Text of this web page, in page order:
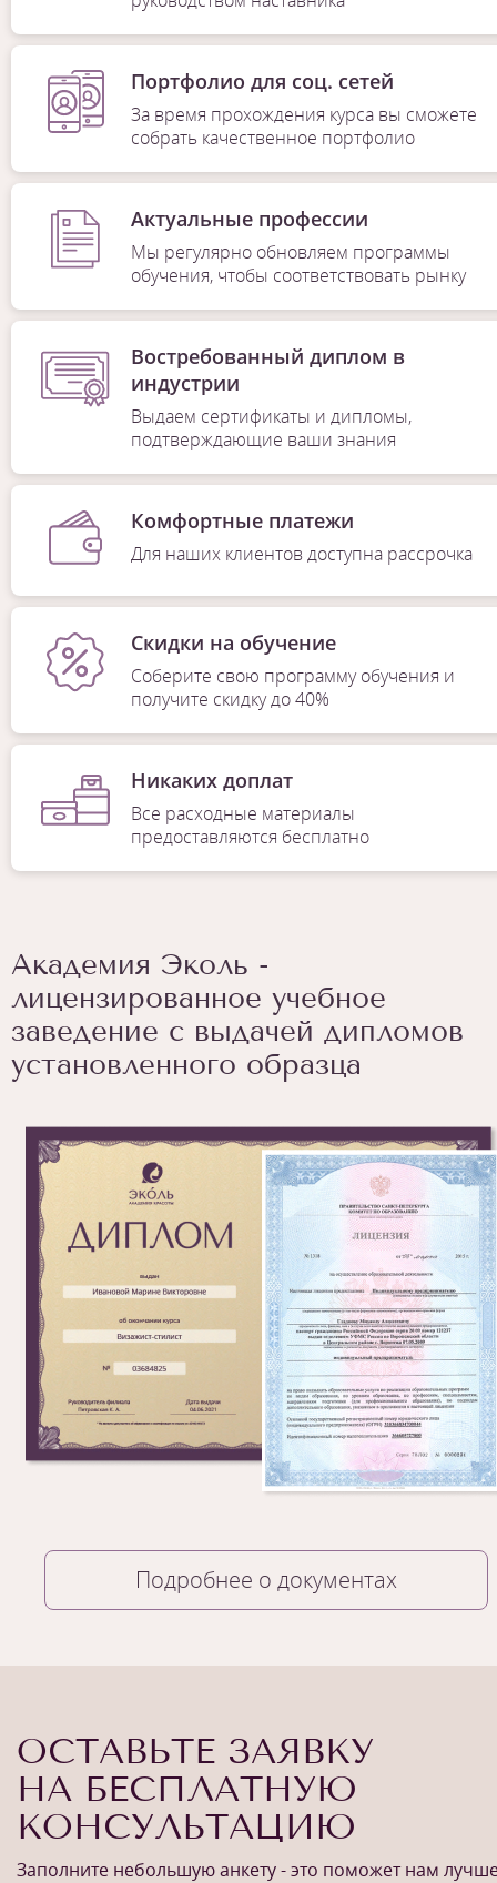
Портфолио для соц. сетей
За время прохождения курса вы сможете
собрать качественное портфолио
Актуальные профессии
Мы регулярно обновляем программы
обучения, чтобы соответствовать рынку
Востребованный диплом в
индустрии
Выдаем сертификаты и дипломы,
подтверждающие ваши знания
Комфортные платежи
Для наших клиентов доступна рассрочка
Скидки на обучение
Соберите свою программу обучения и
получите скидку до 40%
Никаких доплат
Все расходные материалы
предоставляются бесплатно
Академия Эколь -
лицензированное учебное
заведение с выдачей дипломов
установленного образца
Подробнее о документах
ОСТАВЬТЕ ЗАЯВКУ
НА БЕСПЛАТНУЮ
КОНСУЛЬТАЦИЮ
Заполните небольшую анкету - это поможет нам